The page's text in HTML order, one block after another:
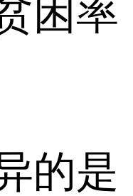
困率
的是